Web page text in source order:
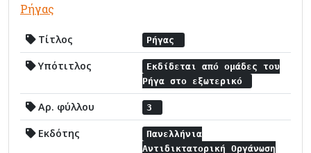
Ρήγας
Τίτλος Ρήγας
Υπότιτλος
Εκδίδεται από ομάδες του
Ρήγα στο εξωτερικό
Αρ. φύλλου 3
Εκδότης
Πανελλήνια
Αντιδικτατορική Οργάνωση